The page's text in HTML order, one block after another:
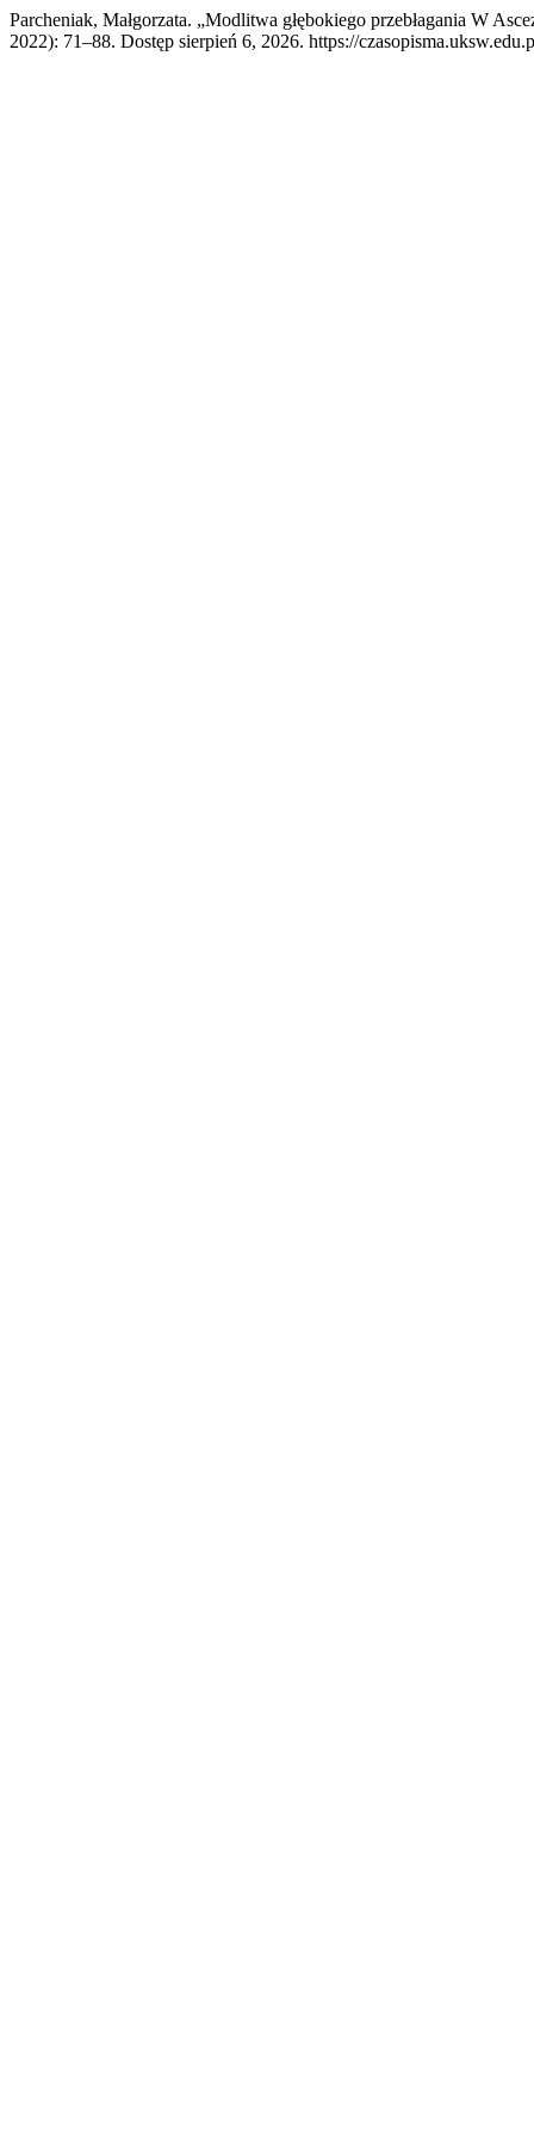
Parcheniak, Małgorzata. „Modlitwa głębokiego przebłagania W
2022): 71–88. Dostęp sierpień 6, 2026. https://